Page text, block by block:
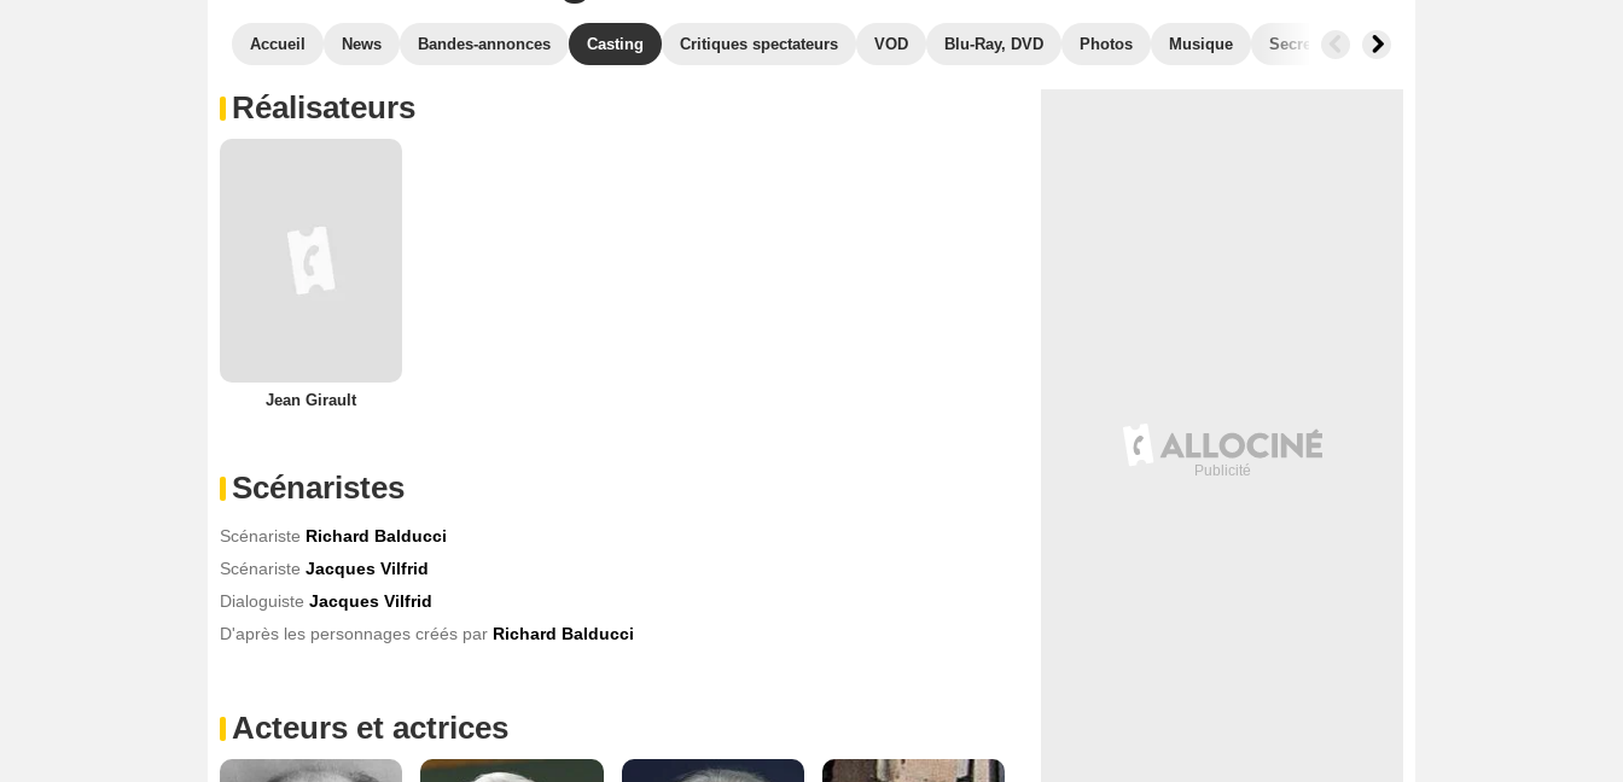
Accueil News Bandes-annonces Casting Critiques spectateurs VOD Blu-Ray, DVD Photos Musique Secrets de tournage
Réalisateurs
Jean Girault
Scénaristes
Scénariste Richard Balducci
Scénariste Jacques Vilfrid
Dialoguiste Jacques Vilfrid
D'après les personnages créés par Richard Balducci
Acteurs et actrices